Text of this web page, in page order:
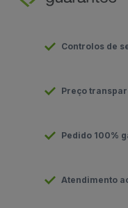
Controlos de
Preço
Pedido 100%
Atendimento